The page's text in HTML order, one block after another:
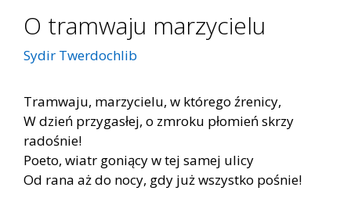
O tramwaju marzycielu
Sydir Twerdochlib
Tramwaju, marzycielu, w którego źrenicy,
W dzień przygasłej, o zmroku płomień skrzy
radośnie!
Poeto, wiatr goniący w tej samej ulicy
Od rana aż do nocy, gdy już wszystko pośnie!